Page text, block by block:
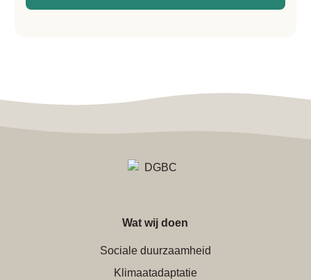
Wat wij doen
Sociale duurzaamheid
Klimaatadaptatie